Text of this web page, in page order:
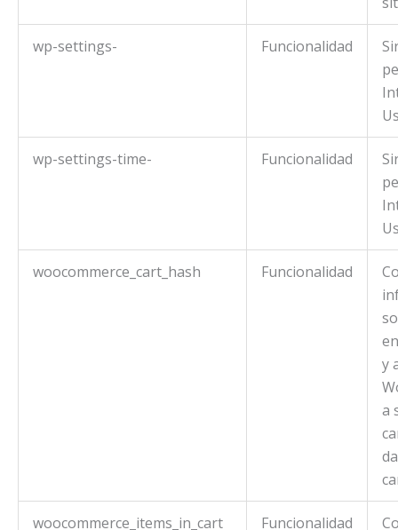
wp-settings- Funcionalidad
wp-settings-time- Funcionalidad
woocommerce_cart_hash Funcionalidad
y
a
woocommerce_items_in_cart Funcionalidad